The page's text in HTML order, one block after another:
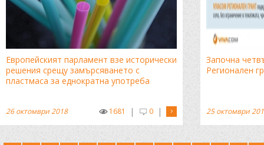
Европейският парламент взе исторически
решения срещу замърсяването с
пластмаса за еднократна употреба
|
0
|
1681
26 октомври 2018
Започна
Регионален
25 октомври